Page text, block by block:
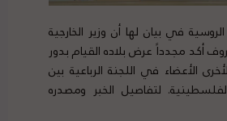
الروسية في بيان لها أن وزير الخارجية
أكد مجدداً عرض بلاده القيام بدور
الأعضاء في اللجنة الرباعية بين
لتفاصيل الخبر ومصدره